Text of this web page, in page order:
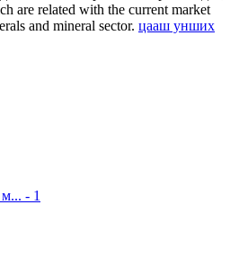
are related with the current market
and mineral sector. цааш унших
- 1